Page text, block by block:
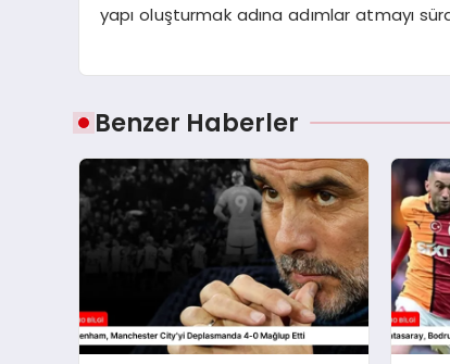
yapı oluşturmak adına adımlar atmayı
Benzer Haberler